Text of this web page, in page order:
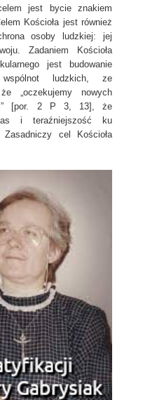
jest bycie znakiem
Kościoła jest również
osoby ludzkiej: jej
Zadaniem Kościoła
jest budowanie
ludzkich, ze
„oczekujemy nowych
[por. 2 P 3, 13], że
i teraźniejszość ku
cel Kościoła